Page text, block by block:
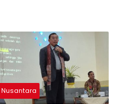
Nusantara